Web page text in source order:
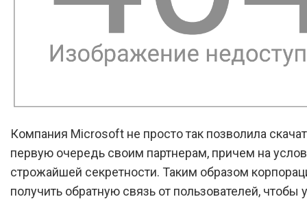
Компания Microsoft не просто так позволила
первую очередь своим партнерам, причем на
строжайшей секретности. Таким образом
получить обратную связь от пользователей, чтобы